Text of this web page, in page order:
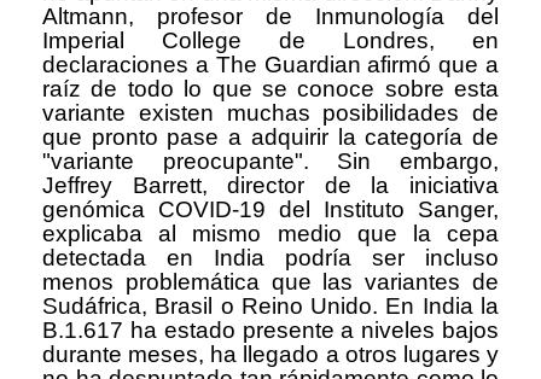
Altmann, profesor de Inmunología del
Imperial College de Londres, en
declaraciones a The Guardian afirmó que a
raíz de todo lo que se conoce sobre esta
variante existen muchas posibilidades de
que pronto pase a adquirir la categoría de
"variante preocupante". Sin embargo,
Jeffrey Barrett, director de la iniciativa
genómica COVID-19 del Instituto Sanger,
explicaba al mismo medio que la cepa
detectada en India podría ser incluso
menos problemática que las variantes de
Sudáfrica, Brasil o Reino Unido. En India la
B.1.617 ha estado presente a niveles bajos
durante meses, ha llegado a otros lugares y